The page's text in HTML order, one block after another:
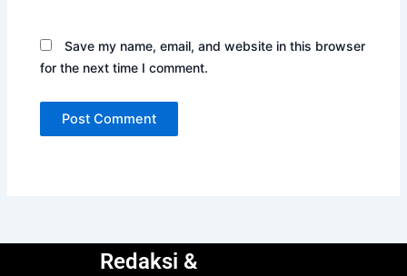
Save my name, email, and website in this browser
for the next time I comment.
Redaksi &